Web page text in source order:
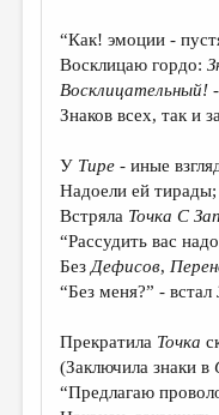
КОЛОНКА РЕДАКТОРА
РЕДКОЛЛЕГИЯ
ОТ РЕДАКЦИИ
ЭССЕИСТИКА
ЛИТЕРАТУРОВЕДЕНИЕ
КУЛЬТУРОВЕДЕНИЕ
РЕЦЕНЗИРОВАНИЕ
ЦИКЛЫ
“Как! эмоции -
Восклицаю гордо:
Восклицательный!
Знаков всех, так и
У Тире - иные
Надоели ей тирады;
Встряла ТочкаC
“Рассудить вас
Без Дефисов,
“Без меня?” - встал
Прекратила Точка
(Заключила знаки в
“Предлагаю